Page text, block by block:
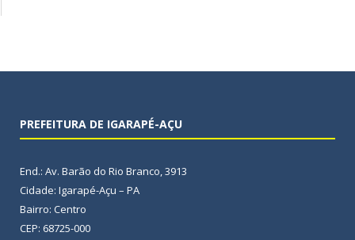
PREFEITURA DE IGARAPÉ-AÇU
End.: Av. Barão do Rio Branco, 3913
Cidade: Igarapé-Açu – PA
Bairro: Centro
CEP: 68725-000